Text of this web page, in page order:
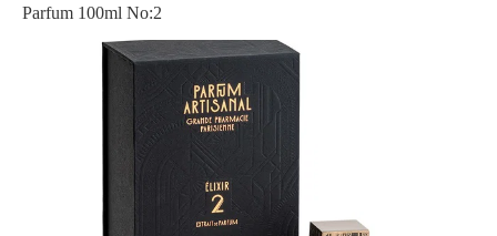
Parfum 100ml No:2